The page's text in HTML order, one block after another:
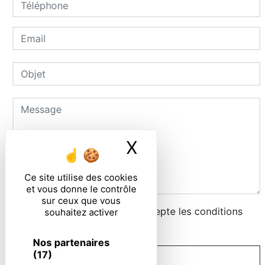
Ce site utilise des cookies
et vous donne le contrôle
sur ceux que vous
souhaitez activer
Nos partenaires
(17)
X
En cochant cette case, j'accepte les conditions